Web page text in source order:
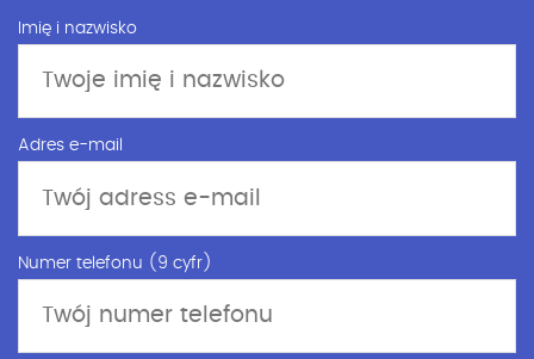
Imię i nazwisko
Adres e-mail
Numer telefonu (9 cyfr)